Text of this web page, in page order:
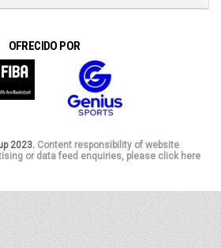
OFRECIDO POR
2023. Content responsibility of website
or data feed enquiries, please click here